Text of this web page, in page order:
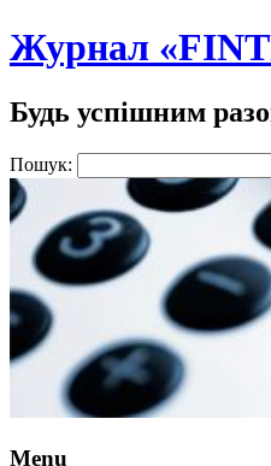
Журнал
Будь успішним
Пошук:
Menu